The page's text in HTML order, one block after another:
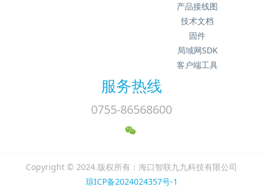
产品接线图
技术文档
固件
局域网SDK
客户端工具
服务热线
0755-86568600
Copyright © 2024.版权所有：海口智联九九科技有限公司
琼ICP备2024024357号-1